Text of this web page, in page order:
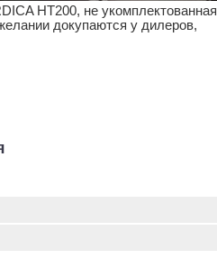
HT200, не укомплектованная
докупаются у дилеров,